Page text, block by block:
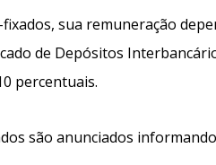
sua remuneração
de Depósitos
percentuais.
são anunciados